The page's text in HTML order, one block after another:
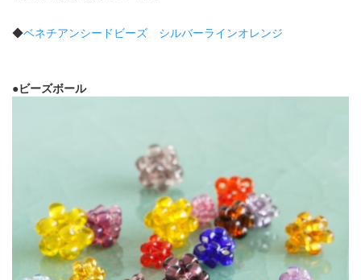
◆ベネチアンシードビーズ シルバーラインオレンジ
●ビーズボール